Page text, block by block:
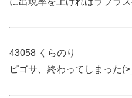
43058 くらのり
ピゴサ、終わってしまった